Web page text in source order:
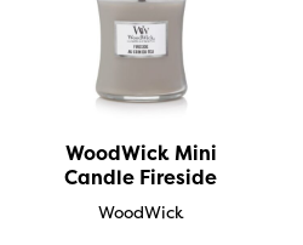
WoodWick Mini
Candle Fireside
WoodWick